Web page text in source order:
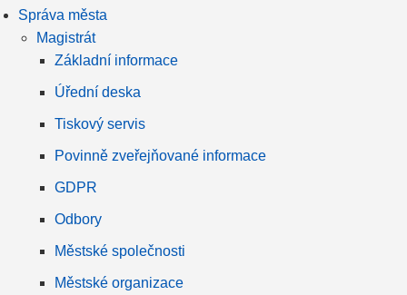
Správa města
Magistrát
Základní informace
Úřední deska
Tiskový servis
Povinně zveřejňované informace
GDPR
Odbory
Městské společnosti
Městské organizace